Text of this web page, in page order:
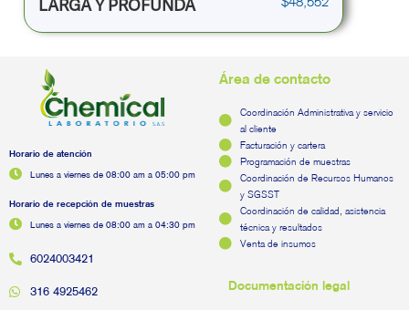
LARGA Y PROFUNDA
Horario de atención
Lunes a viernes de 08:00 am a 05:00 pm
Horario de recepción de muestras
Lunes a viernes de 08:00 am a 04:30 pm
6024003421
316 4925462
Área de contacto
Coordinación Administrativa y servicio
al cliente
Facturación y cartera
Programación de muestras
Coordinación de Recursos Humanos
y SGSST
Coordinación de calidad, asistencia
técnica y resultados
Venta de insumos
Documentación legal